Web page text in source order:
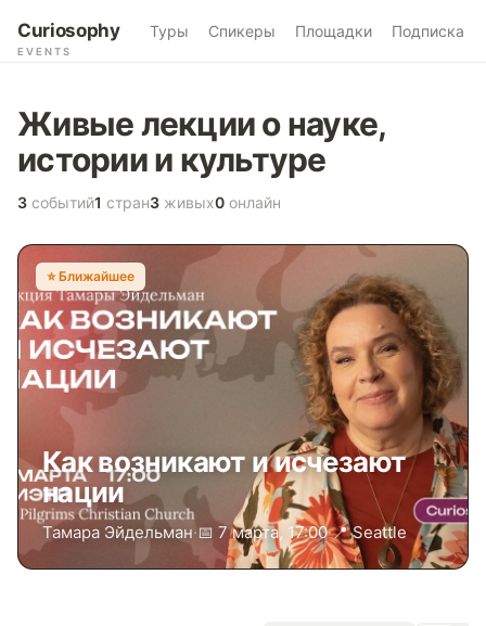
Curiosophy
EVENTS
Туры Спикеры Площадки Подписка
Живые лекции о науке,
истории и культуре
3 событий1 стран3 живых0 онлайн
⭐️ Ближайшее
Как возникают и исчезают
нации
Тамара Эйдельман·📅 7 марта, 17:00·📍 Seattle